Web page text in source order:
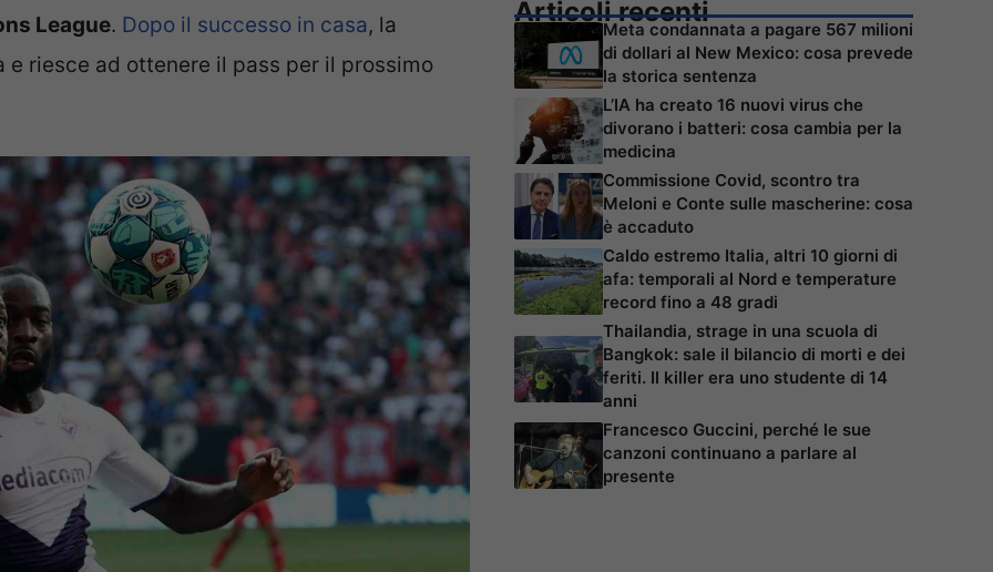
League. Dopo il successo in casa, la
riesce ad ottenere il pass per il prossimo
Articoli recenti
Meta condannata a pagare 567 milioni
di dollari al New Mexico: cosa prevede
la storica sentenza
L’IA ha creato 16 nuovi virus che
divorano i batteri: cosa cambia per la
medicina
Commissione Covid, scontro tra
Meloni e Conte sulle mascherine: cosa
è accaduto
Caldo estremo Italia, altri 10 giorni di
afa: temporali al Nord e temperature
record fino a 48 gradi
Thailandia, strage in una scuola di
Bangkok: sale il bilancio di morti e dei
feriti. Il killer era uno studente di 14
anni
Francesco Guccini, perché le sue
canzoni continuano a parlare al
presente